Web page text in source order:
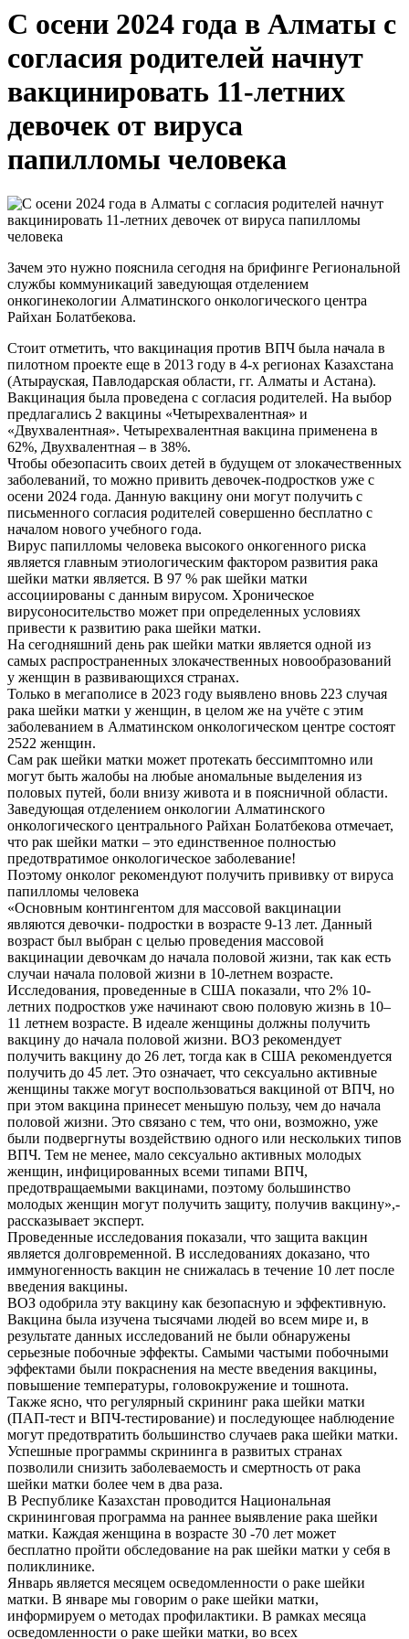
С осени 2024 года в Алматы с
согласия родителей начнут
вакцинировать 11-летних
девочек от вируса
папилломы человека
Зачем это нужно пояснила сегодня на брифинге Региональной
службы коммуникаций заведующая отделением
онкогинекологии Алматинского онкологического центра
Райхан Болатбекова.
Стоит отметить, что вакцинация против ВПЧ была начала в
пилотном проекте еще в 2013 году в 4-х регионах Казахстана
(Атырауская, Павлодарская области, гг. Алматы и Астана).
Вакцинация была проведена с согласия родителей. На выбор
предлагались 2 вакцины «Четырехвалентная» и
«Двухвалентная». Четырехвалентная вакцина применена в
62%, Двухвалентная – в 38%.
Чтобы обезопасить своих детей в будущем от злокачественных
заболеваний, то можно привить девочек-подростков уже с
осени 2024 года. Данную вакцину они могут получить с
письменного согласия родителей совершенно бесплатно с
началом нового учебного года.
Вирус папилломы человека высокого онкогенного риска
является главным этиологическим фактором развития рака
шейки матки является. В 97 % рак шейки матки
ассоциированы с данным вирусом. Хроническое
вирусоносительство может при определенных условиях
привести к развитию рака шейки матки.
На сегодняшний день рак шейки матки является одной из
самых распространенных злокачественных новообразований
у женщин в развивающихся странах.
Только в мегаполисе в 2023 году выявлено вновь 223 случая
рака шейки матки у женщин, в целом же на учёте с этим
заболеванием в Алматинском онкологическом центре состоят
2522 женщин.
Сам рак шейки матки может протекать бессимптомно или
могут быть жалобы на любые аномальные выделения из
половых путей, боли внизу живота и в поясничной области.
Заведующая отделением онкологии Алматинского
онкологического центрального Райхан Болатбекова отмечает,
что рак шейки матки – это единственное полностью
предотвратимое онкологическое заболевание!
Поэтому онколог рекомендуют получить прививку от вируса
папилломы человека
«Основным контингентом для массовой вакцинации
являются девочки- подростки в возрасте 9-13 лет. Данный
возраст был выбран с целью проведения массовой
вакцинации девочкам до начала половой жизни, так как есть
случаи начала половой жизни в 10-летнем возрасте.
Исследования, проведенные в США показали, что 2% 10-
летних подростков уже начинают свою половую жизнь в 10–
11 летнем возрасте. В идеале женщины должны получить
вакцину до начала половой жизни. ВОЗ рекомендует
получить вакцину до 26 лет, тогда как в США рекомендуется
получить до 45 лет. Это означает, что сексуально активные
женщины также могут воспользоваться вакциной от ВПЧ, но
при этом вакцина принесет меньшую пользу, чем до начала
половой жизни. Это связано с тем, что они, возможно, уже
были подвергнуты воздействию одного или нескольких типов
ВПЧ. Тем не менее, мало сексуально активных молодых
женщин, инфицированных всеми типами ВПЧ,
предотвращаемыми вакцинами, поэтому большинство
молодых женщин могут получить защиту, получив вакцину»,-
рассказывает эксперт.
Проведенные исследования показали, что защита вакцин
является долговременной. В исследованиях доказано, что
иммуногенность вакцин не снижалась в течение 10 лет после
введения вакцины.
ВОЗ одобрила эту вакцину как безопасную и эффективную.
Вакцина была изучена тысячами людей во всем мире и, в
результате данных исследований не были обнаружены
серьезные побочные эффекты. Самыми частыми побочными
эффектами были покраснения на месте введения вакцины,
повышение температуры, головокружение и тошнота.
Также ясно, что регулярный скрининг рака шейки матки
(ПАП-тест и ВПЧ-тестирование) и последующее наблюдение
могут предотвратить большинство случаев рака шейки матки.
Успешные программы скрининга в развитых странах
позволили снизить заболеваемость и смертность от рака
шейки матки более чем в два раза.
В Республике Казахстан проводится Национальная
скрининговая программа на раннее выявление рака шейки
матки. Каждая женщина в возрасте 30 -70 лет может
бесплатно пройти обследование на рак шейки матки у себя в
поликлинике.
Январь является месяцем осведомленности о раке шейки
матки. В январе мы говорим о раке шейки матки,
информируем о методах профилактики. В рамках месяца
осведомленности о раке шейки матки, во всех